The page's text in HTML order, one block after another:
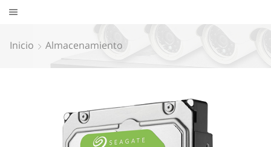
Inicio Almacenamiento